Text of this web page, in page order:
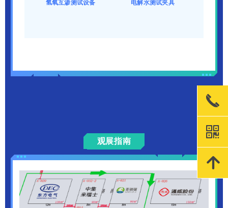
氢氧互渗测试设备 电解水测试夹具
观展指南
끅
낃
녕